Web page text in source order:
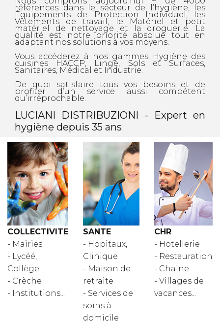
références dans le secteur de l’hygiène, les
Équipements de Protection Individuel, les
Vêtements de travail, le Matériel et petit
matériel de nettoyage et la droguerie. La
qualité est notre priorité absolue tout en
adaptant nos solutions à vos moyens.
Vous accéderez à nos gammes Hygiène des
cuisines HACCP, Linge, Sols et Surfaces,
Sanitaires, Médical et Industrie.
De quoi satisfaire tous vos besoins et de
profiter d’un service aussi compétent
qu’irréprochable.
LUCIANI DISTRIBUZIONI - Expert en
hygiène depuis 35 ans
COLLECTIVITE
- Mairies
- Lycéé,
Collège
- Crèche
- Institutions...
SANTE
- Hopitaux,
Clinique
- Maison de
retraite
- Services de
soins à
domicile
CHR
- Hotellerie
- Restauration
- Chaine
- Villages de
vacances...